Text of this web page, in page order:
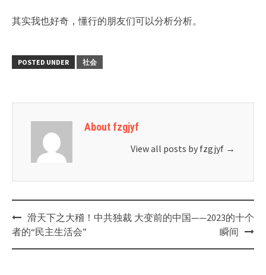
其实我也好奇，懂行的朋友们可以分析分析。
POSTED UNDER 社会
About fzgjyf
View all posts by fzgjyf →
Post
navigation
滑天下之大稽！中共独裁
者的“民主生活会”
大变前的中国——2023的十个
瞬间